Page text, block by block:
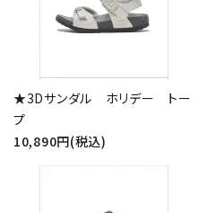
★3Dサンダル ホリデー トー
プ
10,890円(税込)